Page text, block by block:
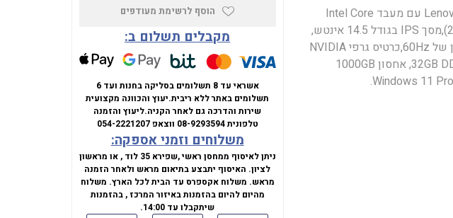
מחשב נייד Lenovo ThinkPad P14s Gen 6 עם מעבד Intel Core
Ultra 7 255H (Core Ultra דור 2, 2Ghz),מסך IPS בגודל 14.5 אינטש,
ברזולוציית (1920x1200), בקצב רענון של 60Hz,כרטיס גרפי NVIDIA
RTX PRO 500 Blackwell, זיכרון 32GB DDR5, אחסון 1000GB
הוסף לרשימת מעודפים
מקבלים תשלום ב:
אשראי עד 8 תשלומים בסליקה בחנות ועד 6
תשלומים באתר ללא ריבית.יעוץ והכוונה מקצועית
שירות והדרכה גם לאחר הקניה.ליעוץ והזמנה
טלפונית08-9293594 ווצאפ054-2221207
משלוחים וזמני אספקה:
ניתן לאיסוף ממחסן ראשי ,שפירא 35 לוד , או מראשון
לציון. האיסוף יתבצע בתיאום מראש ולאחר הזמנה
מראש. משלוח אקספרס עד הבית לכל הארץ. משלוח
מהיום להיום בהזמנות באיזור המרכז , בהזמנות
שיתקבלו עד 14:00.